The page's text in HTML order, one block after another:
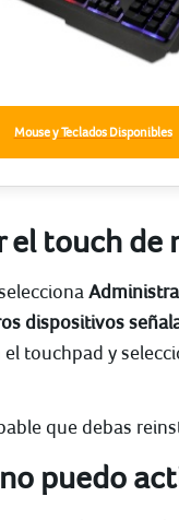
Mouse y Teclados Disponibles
el touch
dispositivos
el touchpad y
que debas
puedo